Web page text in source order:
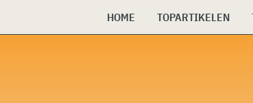
HOME TOPARTIKELEN